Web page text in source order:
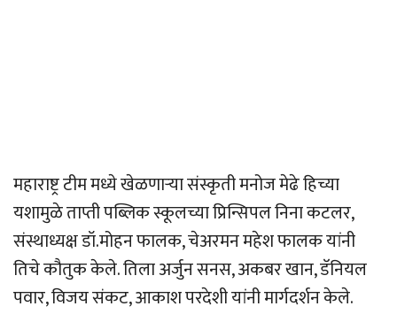
महाराष्ट्र टीम मध्ये खेळणार्‍या संस्कृती मनोज मेढे हिच्या
यशामुळे ताप्ती पब्लिक स्कूलच्या प्रिन्सिपल निना कटलर,
संस्थाध्यक्ष डॉ.मोहन फालक, चेअरमन महेश फालक यांनी
तिचे कौतुक केले. तिला अर्जुन सनस, अकबर खान, डॅनियल
पवार, विजय संकट, आकाश परदेशी यांनी मार्गदर्शन केले.